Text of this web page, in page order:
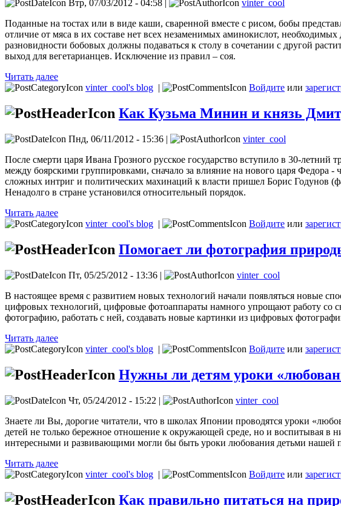
Втр, 07/03/2012 - 04:58 |
vinter_cool
Поданные на тостах или в виде каши, сваренной вместе с рисом, бобы
отличие от мяса в их составе нет всех незаменимых аминокислот,
разновидности бобовых должны подаваться к столу в сочетании с другой
выход для вегетарианцев. Исключение из правил – соя.
Читать далее
vinter_cool's blog | Войдите или
Как Кузьма Минин и князь
Пнд, 06/11/2012 - 15:36 |
vinter_cool
После смерти царя Ивана Грозного русское государство вступило в 30-
между боярскими группировками, сначало за влияние на нового царя Федора -
сложных интриг и политических махинаций к власти пришел Борис Годунов
Ненадолго в стране установился относительный порядок.
Читать далее
vinter_cool's blog | Войдите или
Помогает ли фотография
Пт, 05/25/2012 - 13:36 |
vinter_cool
В настоящее время с развитием новых технологий начали появляться новые
цифровых технологий, цифровые фотоаппараты намного упрощают работу со
фотографию, работать с ней, создавать новые картинки из цифровых
Читать далее
vinter_cool's blog | Войдите или
Нужны ли детям уроки
Чт, 05/24/2012 - 15:22 |
vinter_cool
Знаете ли Вы, дорогие читатели, что в школах Японии проводятся уроки
детей не только бережное отношение к окружающей среде, но и воспитывая в
интересными и развивающими могли бы быть уроки любования детьми нашей
Читать далее
vinter_cool's blog | Войдите или
Как правильно питаться на